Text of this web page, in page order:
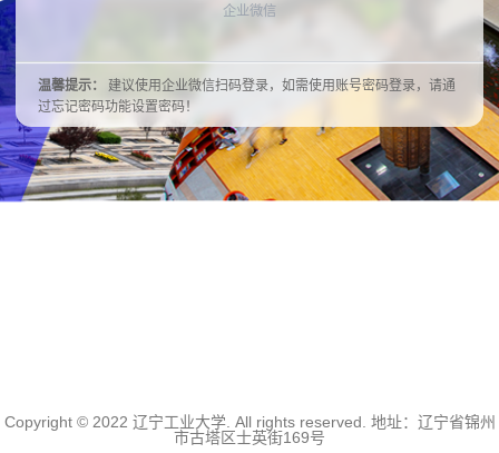
企业微信
温馨提示：
建议使用企业微信扫码登录，如需使用账号密码登录，请通
过忘记密码功能设置密码！
Copyright © 2022 辽宁工业大学. All rights reserved. 地址：辽宁省锦州
市古塔区士英街169号